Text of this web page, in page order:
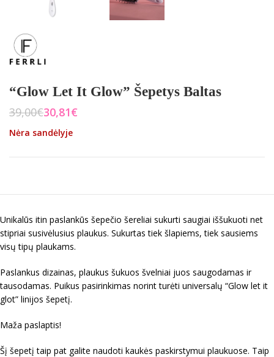
“Glow Let It Glow” Šepetys Baltas
39,00€30,81€
Nėra sandėlyje
Unikalūs itin paslankūs šepečio šereliai sukurti saugiai iššukuoti net
stipriai susivėlusius plaukus. Sukurtas tiek šlapiems, tiek sausiems
visų tipų plaukams.
Paslankus dizainas, plaukus šukuos švelniai juos saugodamas ir
tausodamas. Puikus pasirinkimas norint turėti universalų “Glow let it
glot” linijos šepetį.
Maža paslaptis!
Šį šepetį taip pat galite naudoti kaukės paskirstymui plaukuose. Taip